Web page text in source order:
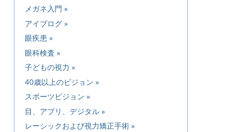
メガネ入門
アイブログ
眼疾患
眼科検査
子どもの視力
40歳以上のビジョン
スポーツビジョン
目、アプリ、デジタル
レーシックおよび視力矯正手術